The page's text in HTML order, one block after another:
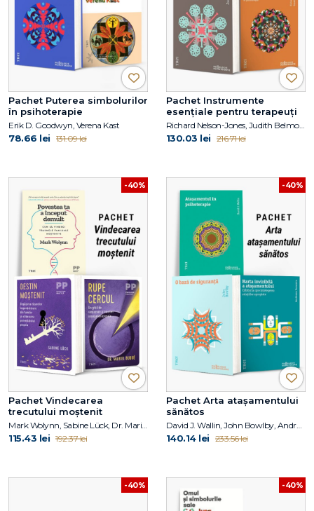
Pachet Puterea simbolurilor
în psihoterapie
Erik D. Goodwyn, Verena Kast
78.66 lei 131.09 lei
Pachet Instrumente
esențiale pentru terapeuți
Richard Nelson-Jones, Judith Belmont, Richard C. Robertiello
130.03 lei 216.71 lei
-40%
Pachet Vindecarea
trecutului moștenit
Mark Wolynn, Sabine Lück, Dr. Mariel Buqué
115.43 lei 192.37 lei
-40%
Pachet Arta atașamentului
sănătos
David J. Wallin, John Bowlby, Andreea Ionescu
140.14 lei 233.56 lei
-40% -40%